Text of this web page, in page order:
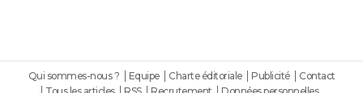
Qui sommes-nous ? Equipe Charte éditoriale Publicité
Contact